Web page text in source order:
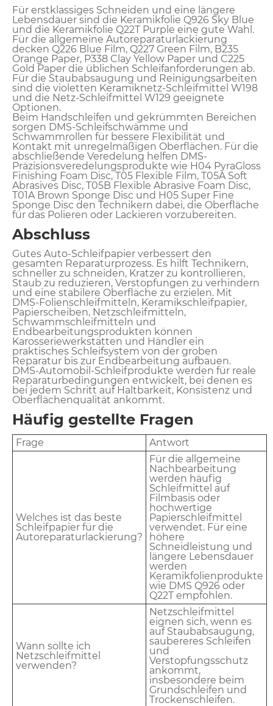
Für erstklassiges Schneiden und eine längere
Lebensdauer sind die Keramikfolie Q926 Sky Blue
und die Keramikfolie Q22T Purple eine gute Wahl.
Für die allgemeine Autoreparaturlackierung
decken Q226 Blue Film, Q227 Green Film, B235
Orange Paper, P338 Clay Yellow Paper und C225
Gold Paper die üblichen Schleifanforderungen ab.
Für die Staubabsaugung und Reinigungsarbeiten
sind die violetten Keramiknetz-Schleifmittel W198
und die Netz-Schleifmittel W129 geeignete
Optionen.
Beim Handschleifen und gekrümmten Bereichen
sorgen DMS-Schleifschwämme und
Schwammrollen für bessere Flexibilität und
Kontakt mit unregelmäßigen Oberflächen. Für die
abschließende Veredelung helfen DMS-
Präzisionsveredelungsprodukte wie H04 PyraGloss
Finishing Foam Disc, T05 Flexible Film, T05A Soft
Abrasives Disc, T05B Flexible Abrasive Foam Disc,
T01A Brown Sponge Disc und H05 Super Fine
Sponge Disc den Technikern dabei, die Oberfläche
für das Polieren oder Lackieren vorzubereiten.
Abschluss
Gutes Auto-Schleifpapier verbessert den
gesamten Reparaturprozess. Es hilft Technikern,
schneller zu schneiden, Kratzer zu kontrollieren,
Staub zu reduzieren, Verstopfungen zu verhindern
und eine stabilere Oberfläche zu erzielen. Mit
DMS-Folienschleifmitteln, Keramikschleifpapier,
Papierscheiben, Netzschleifmitteln,
Schwammschleifmitteln und
Endbearbeitungsprodukten können
Karosseriewerkstätten und Händler ein
praktisches Schleifsystem von der groben
Reparatur bis zur Endbearbeitung aufbauen.
DMS-Automobil-Schleifprodukte werden für reale
Reparaturbedingungen entwickelt, bei denen es
bei jedem Schritt auf Haltbarkeit, Konsistenz und
Oberflächenqualität ankommt.
Häufig gestellte Fragen
Frage Antwort
Welches ist das beste
Schleifpapier für die
Autoreparaturlackierung?
Für die allgemeine
Nachbearbeitung
werden häufig
Schleifmittel auf
Filmbasis oder
hochwertige
Papierschleifmittel
verwendet. Für eine
höhere
Schneidleistung und
längere Lebensdauer
werden
Keramikfolienprodukte
wie DMS Q926 oder
Q22T empfohlen.
Wann sollte ich
Netzschleifmittel
verwenden?
Netzschleifmittel
eignen sich, wenn es
auf Staubabsaugung,
saubereres Schleifen
und
Verstopfungsschutz
ankommt,
insbesondere beim
Grundschleifen und
Trockenschleifen.